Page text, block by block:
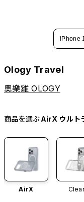
iPhone
Ology Travel
奧樂雞 OLOGY
商品を選ぶAirX ウルト
AirX